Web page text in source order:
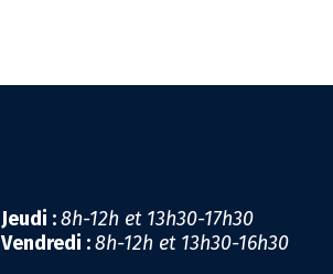
Jeudi :8h-12h et 13h30-17h30
Vendredi :8h-12h et 13h30-16h30